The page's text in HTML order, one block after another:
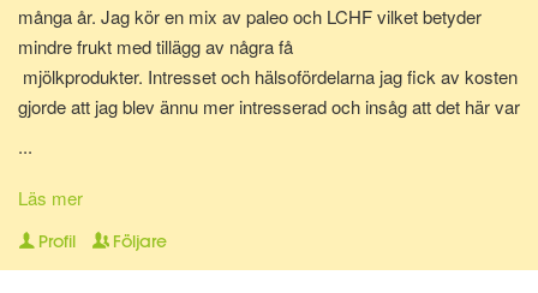
många år. Jag kör en mix av paleo och LCHF vilket betyder
mindre frukt med tillägg av några få
mjölkprodukter. Intresset och hälsofördelarna jag fick av kosten
gjorde att jag blev ännu mer intresserad och insåg att det här var
kostrådgivare via Anna Hallén utbildningar. Redo att hjälpa och
peppa dig på vägen till att nå ditt hälsomål! Om det så gäller
viktnedgång, hålla vikten, må bättre, träna på lågkolhydratkost,
...
Läs mer
Profil Följare